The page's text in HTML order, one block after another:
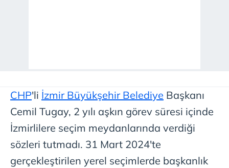
CHP'li İzmir Büyükşehir Belediye Başkanı
Cemil Tugay, 2 yılı aşkın görev süresi içinde
İzmirlilere seçim meydanlarında verdiği
sözleri tutmadı. 31 Mart 2024'te
gerçekleştirilen yerel seçimlerde başkanlık